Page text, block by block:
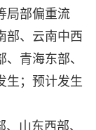
局部偏重流
部、云南中西
青海东部、
生；预计发生
山东西部、